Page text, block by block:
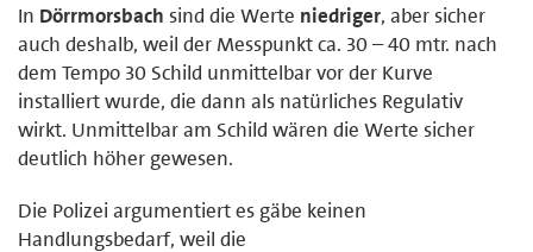
In Dörrmorsbach sind die Werte niedriger, aber sicher
auch deshalb, weil der Messpunkt ca. 30 – 40 mtr. nach
dem Tempo 30 Schild unmittelbar vor der Kurve
installiert wurde, die dann als natürliches Regulativ
wirkt. Unmittelbar am Schild wären die Werte sicher
deutlich höher gewesen.
Die Polizei argumentiert es gäbe keinen
Handlungsbedarf, weil die